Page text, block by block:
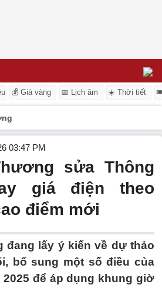
💰 Giá vàng 📅 Lịch âm ☀️ Thời tiết
03:47 PM
sửa Thông
giá điện theo
điểm mới
đang lấy ý kiến về dự thảo
bổ sung một số điều của
để áp dụng khung giờ